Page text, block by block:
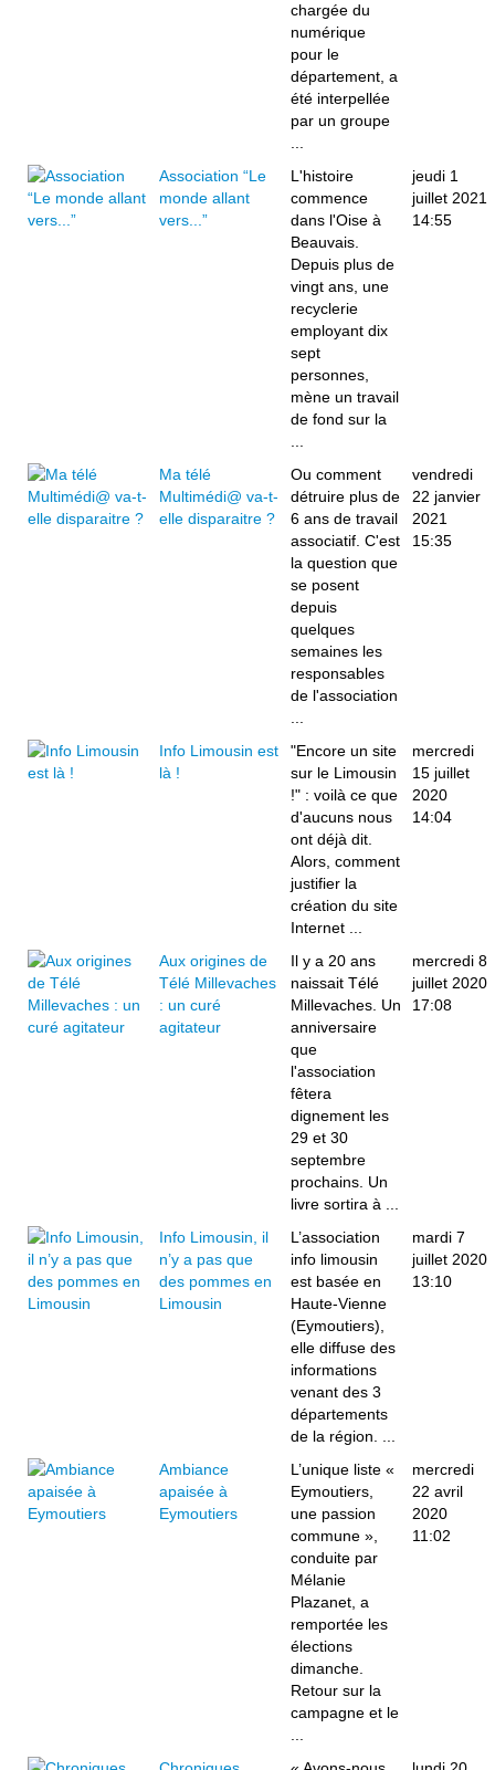
chargée du
numérique
pour le
département, a
été interpellée
par un groupe
Association “Le
monde allant
vers...”
L'histoire
commence
dans l'Oise à
Beauvais.
Depuis plus de
vingt ans, une
recyclerie
employant dix
sept
personnes,
mène un travail
de fond sur la
jeudi 1
juillet 2021
14:55
Ma télé
Multimédi@ va-t-
elle disparaitre ?
Ou comment
détruire plus de
6 ans de travail
associatif. C'est
la question que
se posent
depuis
quelques
semaines les
responsables
de l'association
vendredi
22 janvier
2021
15:35
Info Limousin est
là !
"Encore un site
sur le Limousin
!" : voilà ce que
d'aucuns nous
ont déjà dit.
Alors, comment
justifier la
création du site
Internet ...
mercredi
15 juillet
2020
14:04
Aux origines de
Télé Millevaches
: un curé
agitateur
Il y a 20 ans
naissait Télé
Millevaches. Un
anniversaire
que
l'association
fêtera
dignement les
29 et 30
septembre
prochains. Un
livre sortira à ...
mercredi 8
juillet 2020
17:08
Info Limousin, il
n’y a pas que
des pommes en
Limousin
L’association
info limousin
est basée en
Haute-Vienne
(Eymoutiers),
elle diffuse des
informations
venant des 3
départements
de la région. ...
mardi 7
juillet 2020
13:10
Ambiance
apaisée à
Eymoutiers
L’unique liste «
Eymoutiers,
une passion
commune »,
conduite par
Mélanie
Plazanet, a
remportée les
élections
dimanche.
Retour sur la
campagne et le
mercredi
22 avril
2020
11:02